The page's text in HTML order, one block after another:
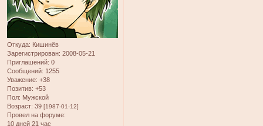
Откуда: Кишинёв
Зарегистрирован: 2008-05-21
Приглашений: 0
Сообщений: 1255
Уважение: +38
Позитив: +53
Пол: Мужской
Возраст: 39 [1987-01-12]
Провел на форуме:
10 дней 21 час